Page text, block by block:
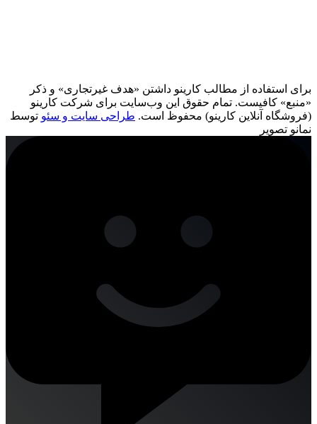
برای استفاده از مطالب کارینو داشتن «هدف غیرتجاری» و ذکر
«منبع» کافیست. تمام حقوق اين وب‌سايت برای شرکت کارینو
(فروشگاه آنلاین کارینو) محفوظ است. طراحی سایت و سئو توسط
نمانو تصویر